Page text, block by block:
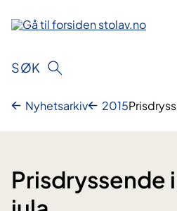
innhold
SØK
Nyhetsarkiv 2015
Prisdryssende